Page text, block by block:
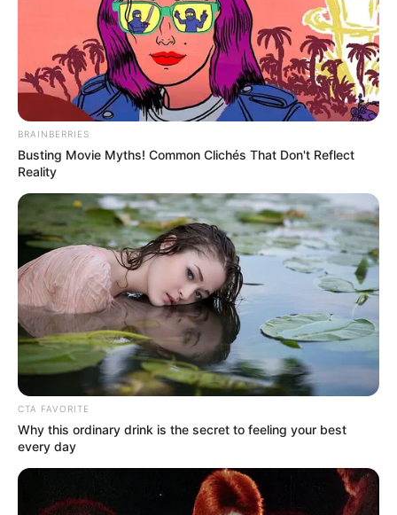
BRAINBERRIES
Busting Movie Myths! Common Clichés That Don't Reflect
Reality
CTA FAVORITE
Why this ordinary drink is the secret to feeling your best
every day